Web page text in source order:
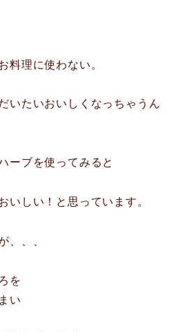
料理に使わない。
いたいおいしくなっちゃうん
ーブを使ってみると
いしい！と思っています。
、、、
を
い